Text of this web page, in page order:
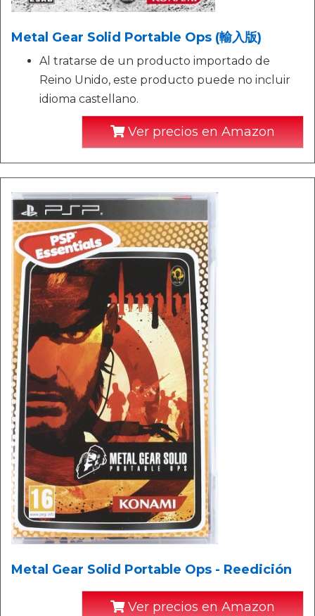
Metal Gear Solid Portable Ops (輸入版)
Al tratarse de un producto importado de
Reino Unido, este producto puede no incluir
idioma castellano.
Ver precios en Amazon
Metal Gear Solid Portable Ops - Reedición
Ver precios en Amazon